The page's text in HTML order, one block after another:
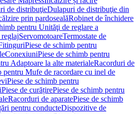
de distribuţieDulapuri de distribuţie din
prin pardosealăRobinet de închidere
pentru Unităţi de reglare a
ServomotoareTermostate de
Piese de schimb pentru
ConexiuniPiese de schimb pentru
Adaptoare la alte materialeRacorduri de
pentru Mufe de racordare cu inel de
Piese de schimb pentru
Piese de curățirePiese de schimb pentru
Racorduri de aparatePiese de schimb
pentru conducteDispozitive de